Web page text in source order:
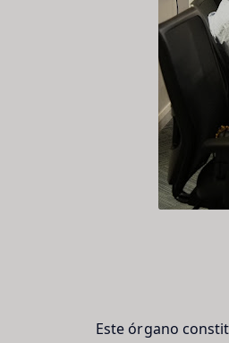
Este órgano